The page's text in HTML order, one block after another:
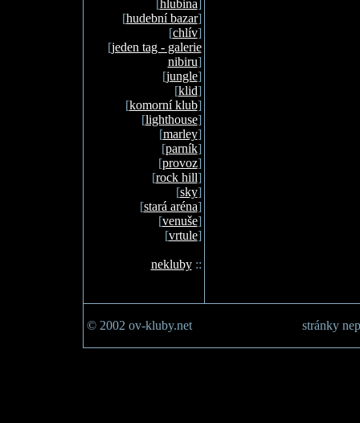
[hlubina]
[hudební bazar]
[chlív]
[jeden tag - galerie
nibiru]
[jungle]
[klid]
[komorní klub]
[lighthouse]
[marley]
[parník]
[provoz]
[rock hill]
[sky]
[stará aréna]
[venuše]
[vrtule]
nekluby::
© 2002 ov-kluby.net stránky